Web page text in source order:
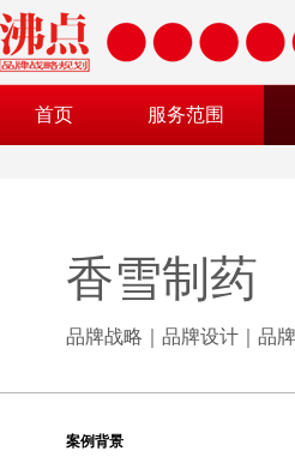
首页 服务范围
香雪制药
品牌战略｜品牌设计｜品
案例背景